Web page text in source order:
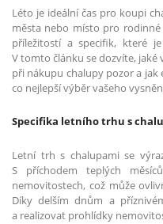
Léto je ideální čas pro koupi
města nebo místo pro
příležitostí a specifik, které
V tomto článku se dozvíte, jaké
při nákupu chalupy pozor a
co nejlepší výběr vašeho
Specifika letního trhu s
Letní trh s chalupami se
S příchodem teplých
nemovitostech, což může
Díky delším dnům a
a realizovat prohlídky